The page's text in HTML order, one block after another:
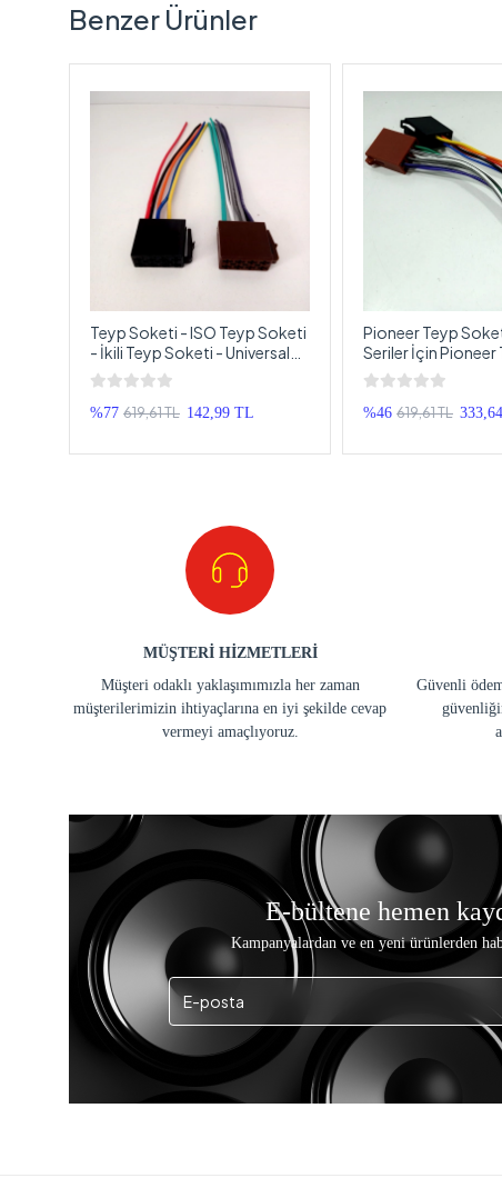
Benzer Ürünler
Teyp Soketi - ISO Teyp Soketi
- İkili Teyp Soketi - Universal
Teyp Soketi
%77 619,61 TL 142,99 TL
Pioneer Teyp
Seriler İçin Pioneer
Soketi - İso Soketli
Yeni Seri Teyp Soketi
%46 619,61 TL
MÜŞTERİ HİZMETLERİ
Müşteri odaklı yaklaşımımızla her zaman
müşterilerimizin ihtiyaçlarına en iyi şekilde cevap
vermeyi amaçlıyoruz.
Güvenli
E-bültene hemen
Kampanyalardan ve en yeni ürünlerden